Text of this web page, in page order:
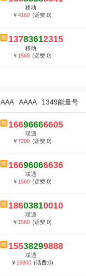
移动
￥4160 (话费:0)
13783612315
移动
￥ 1560 (话费:0)
1349能量号
AAAA
AAA
16696666605
联通
￥7200 (话费:0)
16696066636
联通
￥ 1560 (话费:0)
18603810010
联通
￥ 1560 (话费:0)
15538299888
联通
￥ 16800 (话费:0)